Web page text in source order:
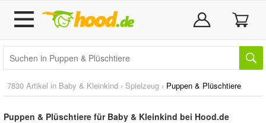
7830 Artikel in Baby & Kleinkind › Spielzeug › Puppen & Plüschtiere
Puppen & Plüschtiere für Baby & Kleinkind bei Hood.de